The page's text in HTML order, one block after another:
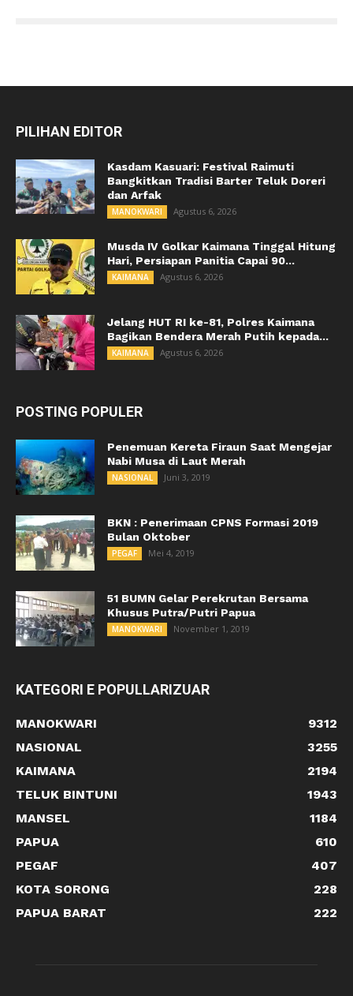
PILIHAN EDITOR
Kasdam Kasuari: Festival Raimuti
Bangkitkan Tradisi Barter Teluk Doreri
dan Arfak
MANOKWARI Agustus 6, 2026
Musda IV Golkar Kaimana Tinggal Hitung
Hari, Persiapan Panitia Capai 90...
KAIMANA Agustus 6, 2026
Jelang HUT RI ke-81, Polres Kaimana
Bagikan Bendera Merah Putih kepada...
KAIMANA Agustus 6, 2026
POSTING POPULER
Penemuan Kereta Firaun Saat Mengejar
Nabi Musa di Laut Merah
NASIONAL Juni 3, 2019
BKN : Penerimaan CPNS Formasi 2019
Bulan Oktober
PEGAF Mei 4, 2019
51 BUMN Gelar Perekrutan Bersama
Khusus Putra/Putri Papua
MANOKWARI November 1, 2019
KATEGORI E POPULLARIZUAR
MANOKWARI
9312
NASIONAL
3255
KAIMANA
2194
TELUK BINTUNI
1943
MANSEL
1184
PAPUA
610
PEGAF
407
KOTA SORONG
228
PAPUA BARAT
222